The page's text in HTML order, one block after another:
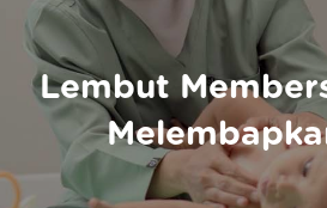
Lembut